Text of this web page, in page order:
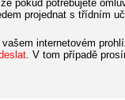
pokud potřebujete
projednat s třídním
internetovém
. V tom případě